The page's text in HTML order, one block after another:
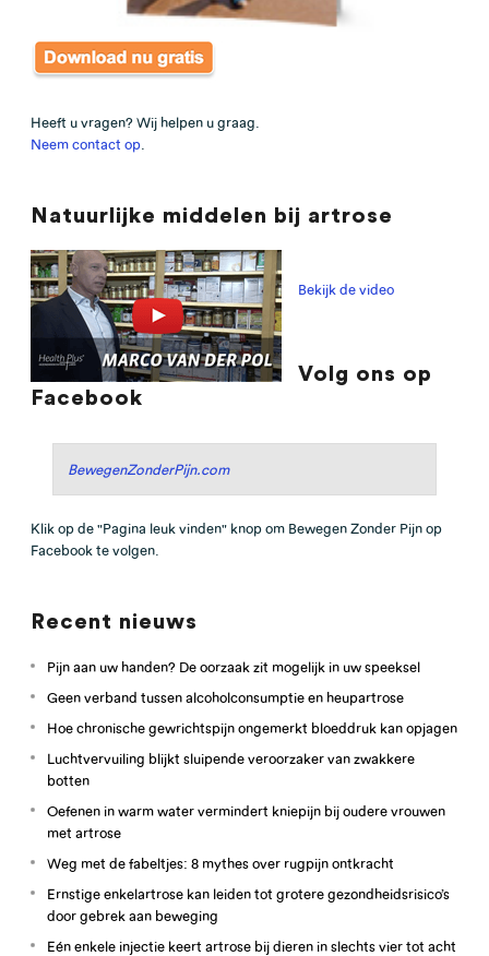
Heeft u vragen? Wij helpen u graag.
Neem contact op
Natuurlijke middelen bij artrose
Bekijk de video
Volg ons op
Facebook
BewegenZonderPijn.com
Klik op de "Pagina leuk vinden" knop om Bewegen Zonder Pijn op
Facebook te volgen.
Recent nieuws
Pijn aan uw handen? De oorzaak zit mogelijk in uw speeksel
Geen verband tussen alcoholconsumptie en heupartrose
Hoe chronische gewrichtspijn ongemerkt bloeddruk kan opjagen
Luchtvervuiling blijkt sluipende veroorzaker van zwakkere
botten
Oefenen in warm water vermindert kniepijn bij oudere vrouwen
met artrose
Weg met de fabeltjes: 8 mythes over rugpijn ontkracht
Ernstige enkelartrose kan leiden tot grotere gezondheidsrisico’s
door gebrek aan beweging
Eén enkele injectie keert artrose bij dieren in slechts vier tot acht